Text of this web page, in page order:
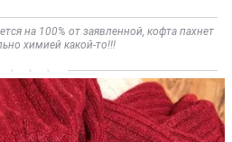
на 100% от заявленной, кофта пахнет
химией какой-то!!!